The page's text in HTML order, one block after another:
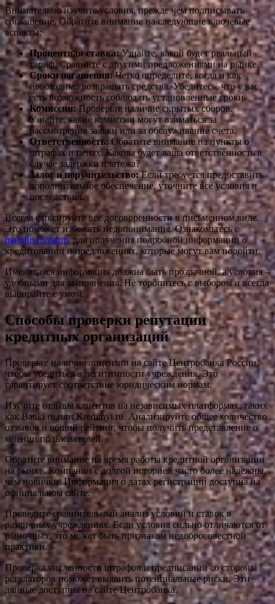
Внимательно изучите условия, прежде чем подписывать
соглашение. Обратите внимание на следующие ключевые
аспекты:
Процентная ставка:Узнайте, какой будет реальный
тариф. Сравните с другими предложениями на рынке.
Сроки погашения:Четко определите, когда и как
необходимо возвращать средства. Убедитесь, что у вас
есть возможность соблюдать установленные сроки.
Комиссии:Проверьте наличие скрытых сборов.
Узнайте, какие комиссии могут взиматься за
рассмотрение заявки или за обслуживание счета.
Ответственность:Обратите внимание на пункты о
штрафах и пенях. Какова будет ваша ответственность в
случае задержки платежа?
Залог и поручительство:Если требуется предоставить
дополнительное обеспечение, уточните все условия и
последствия.
Всегда фиксируйте все договоренности в письменном виде.
Это поможет избежать недопонимания. Ознакомьтесь с
mainfin.ru/zaimyдля получения подробной информации о
кредитовании и предложениях, которые могут вам подойти.
Имеющаяся информация должна быть прозрачной, а условия –
удобными для выполнения. Не торопитесь с выбором и всегда
выбирайте с умом.
Способы проверки репутации
кредитных организаций
Проверьте наличие лицензии на сайте Центробанка России,
чтобы убедиться в легитимности учреждения. Это
гарантирует соответствие юридическим нормам.
Изучите отзывы клиентов на независимых платформах, таких
как Banki.ru или Kreditnyi.ru. Анализируйте общее количество
отзывов и общий рейтинг, чтобы получить представление о
мнении пользователей.
Обратите внимание на время работы кредитной организации
на рынке. Компании с долгой историей часто более надежны,
чем новички. Информация о датах регистрации доступна на
официальном сайте.
Проведите сравнительный анализ условий и ставок в
различных учреждениях. Если условия сильно отличаются от
рыночных, это может быть признаком недобросовестной
практики.
Проверка численности штрафов и предписаний со стороны
регуляторов поможет выявить потенциальные риски. Эти
данные доступны на сайте Центробанка.